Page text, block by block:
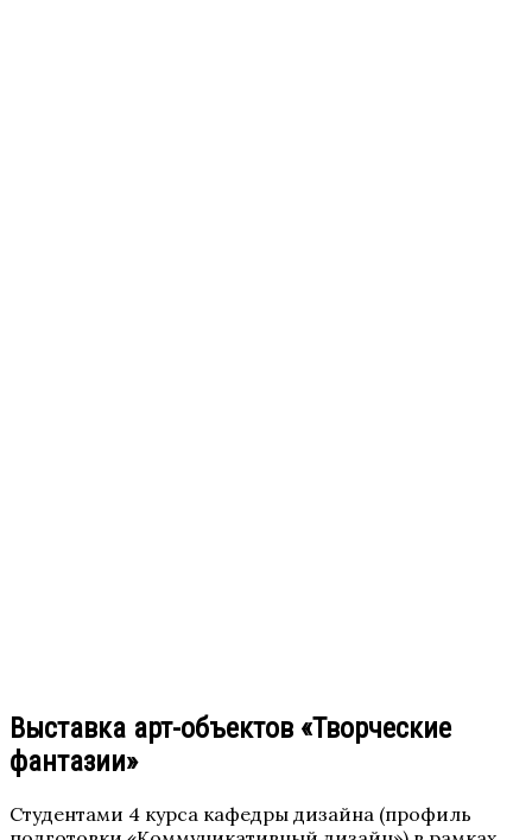
Выставка арт-объектов «Творческие
фантазии»
Студентами 4 курса кафедры дизайна (профиль